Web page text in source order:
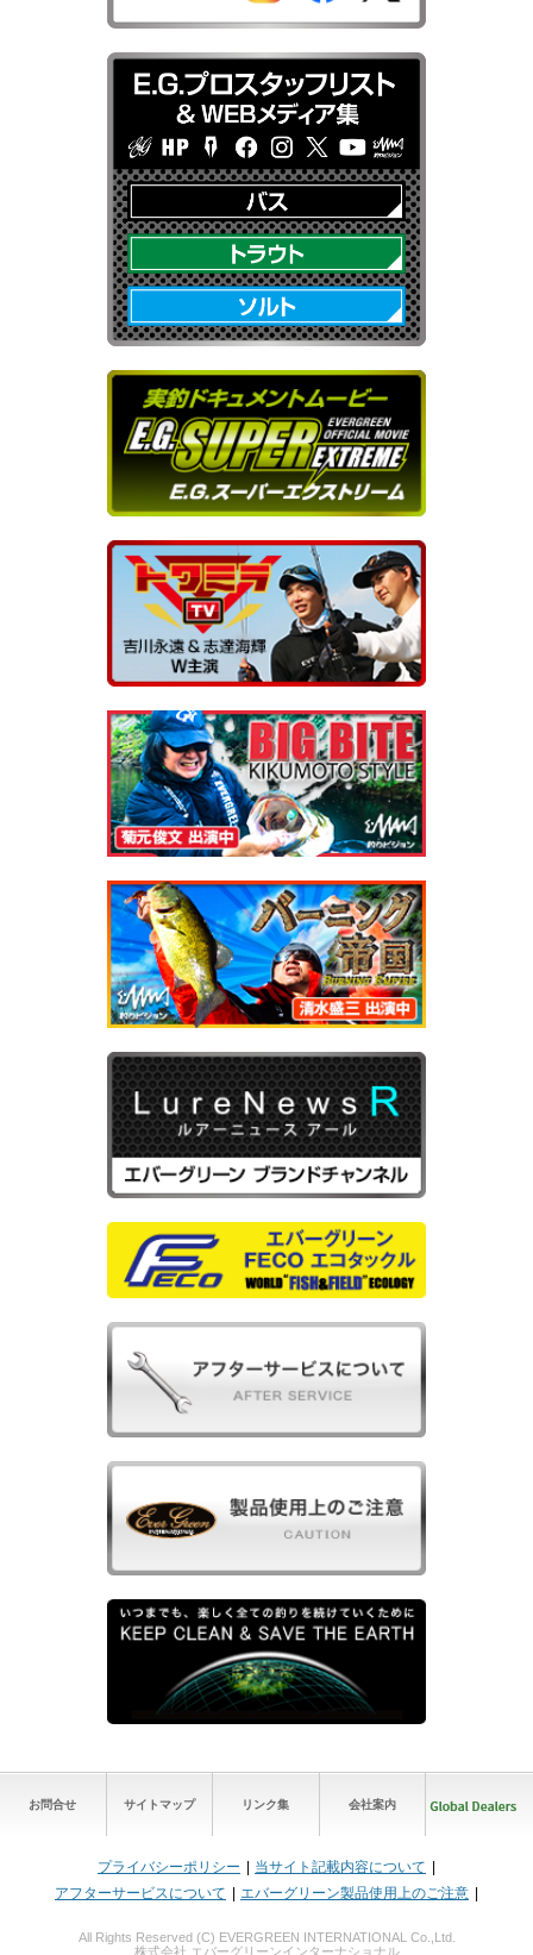
お問合せ サイトマップ リンク集 会社案内
プライバシーポリシー
当サイト記載内容について
アフターサービスについて
エバーグリーン製品使用上のご注意
All Rights Reserved (C) EVERGREEN INTERNATIONAL Co.,Ltd.
株式会社 エバーグリーンインターナショナル